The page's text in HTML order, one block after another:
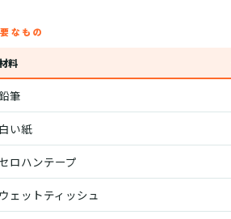
なもの
料
筆
白い紙
ロハンテープ
ウェットティッシュ